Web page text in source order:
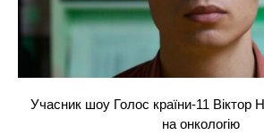
Учасник шоу Голос країни-11 Віктор
на онкологію